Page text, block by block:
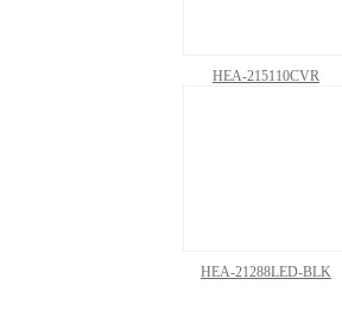
HEA-215110CVR
HEA-21288LED-BLK